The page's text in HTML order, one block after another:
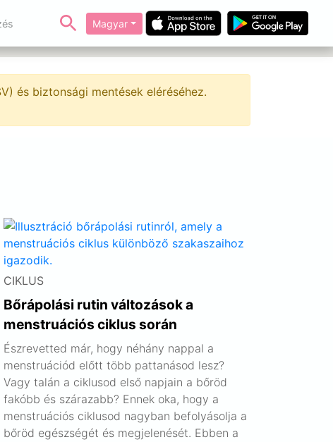
Magyar
és biztonsági mentések eléréséhez.
CIKLUS
Bőrápolási rutin változások a
menstruációs ciklus során
Észrevetted már, hogy néhány nappal a
menstruációd előtt több pattanásod lesz?
Vagy talán a ciklusod első napjain a bőröd
fakóbb és szárazabb? Ennek oka, hogy a
menstruációs ciklusod nagyban befolyásolja a
bőröd egészségét és megjelenését. Ebben a